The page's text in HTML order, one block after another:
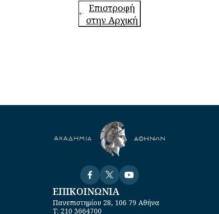
Επιστροφή
στην Αρχική
VisitVisitVisit
ΕΠΙΚΟΙΝΩΝΙΑ
Πανεπιστημίου 28, 106 79 Αθήνα
Τ: 210 3664700